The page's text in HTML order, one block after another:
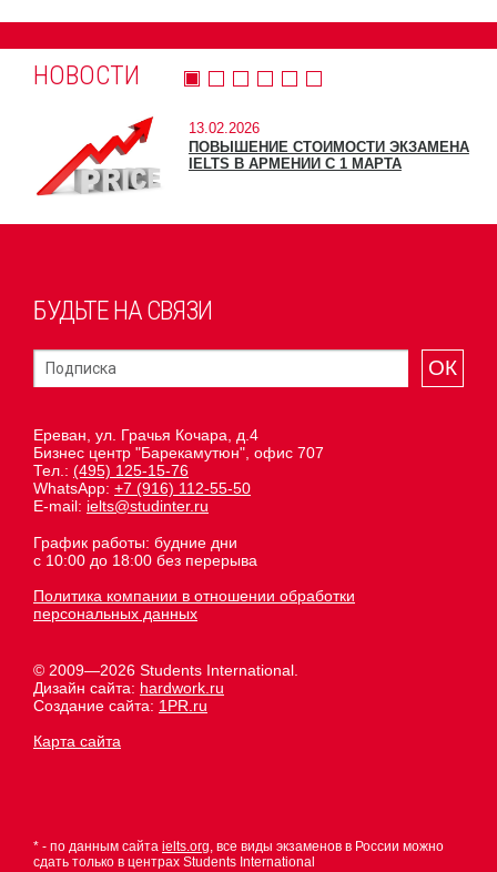
НОВОСТИ
13.02.2026
ПОВЫШЕНИЕ СТОИМОСТИ ЭКЗАМЕНА
IELTS В АРМЕНИИ С 1 МАРТА
БУДЬТЕ НА СВЯЗИ
ОК
Ереван, ул. Грачья Кочара, д.4
Бизнес центр "Барекамутюн", офис 707
Тел.: (495) 125-15-76
WhatsApp: +7 (916) 112-55-50
E-mail: ielts@studinter.ru
График работы: будние дни
с 10:00 до 18:00 без перерыва
Политика компании в отношении обработки
персональных данных
© 2009—2026 Students International.
Дизайн сайта: hardwork.ru
Создание сайта: 1PR.ru
Карта сайта
* - по данным сайта ielts.org, все виды экзаменов в России можно
сдать только в центрах Students International